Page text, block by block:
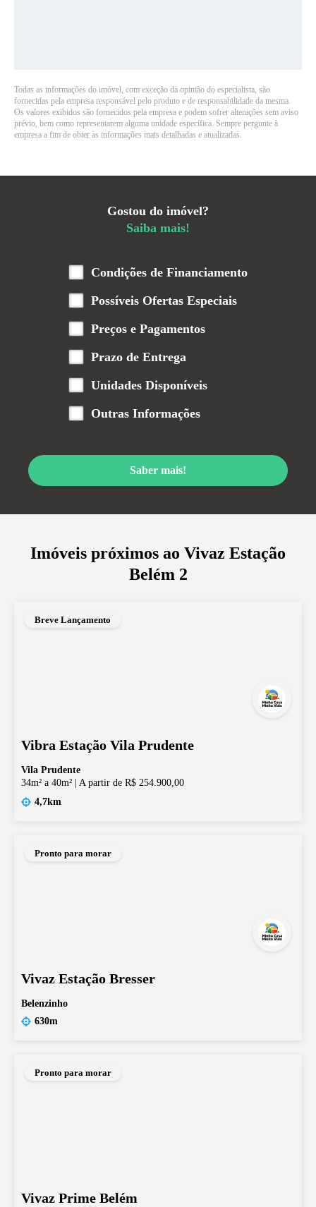
Todas as informações do imóvel, com exceção da opinião do especialista, são
fornecidas pela empresa responsável pelo produto e de responsabilidade da mesma.
Os valores exibidos são fornecidos pela empresa e podem sofrer alterações sem aviso
prévio, bem como representarem alguma unidade específica. Sempre pergunte à
empresa a fim de obter as informações mais detalhadas e atualizadas.
Gostou do imóvel?
Saiba mais!
Condições de Financiamento
Possíveis Ofertas Especiais
Preços e Pagamentos
Prazo de Entrega
Unidades Disponíveis
Outras Informações
Saber mais!
Imóveis próximos ao Vivaz Estação
Belém 2
Breve Lançamento
Vibra Estação Vila Prudente
Vila Prudente
34m² a 40m²
A partir de R$ 254.900,00
4,7km
Pronto para morar
Vivaz Estação Bresser
Belenzinho
630m
Pronto para morar
Vivaz Prime Belém